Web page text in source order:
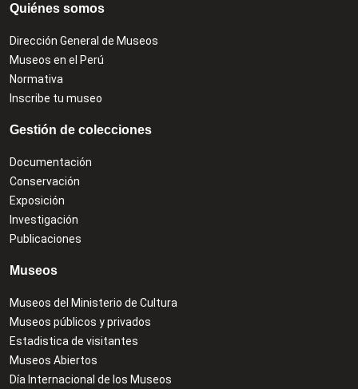
Quiénes somos
Dirección General de Museos
Museos en el Perú
Normativa
Inscribe tu museo
Gestión de colecciones
Documentación
Conservación
Exposición
Investigación
Publicaciones
Museos
Museos del Ministerio de Cultura
Museos públicos y privados
Estadistica de visitantes
Museos Abiertos
Día Internacional de los Museos